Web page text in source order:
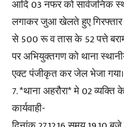
आदि 03 नफर को सार्वजनिक
लगाकर जुआ खेलते हुए गिरफ्तार
से 500 रू व तास के 52 पत्ते
पर अभियुक्तगण को थाना
एक्ट पंजीकृत कर जेल भेजा गया।
7. *थाना अहरौरा* मे 02
कार्यवाही-